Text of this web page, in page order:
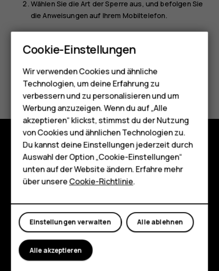
Smartphones
Feature Phones
Telefone für Senioren
Zubehör
HMD Terra M
Für Unternehmen
Tablets
Shop
Mein Konto
Wählen Sie die Art der Sperre aus, und befolgen Sie
die Anweisungen auf Ihrem Mobiltelefon.
Did you find this helpful?
Ja Nein
Shop
Über
Support
FacebookInstagram
TiktokYoutubeLinkedinDiscord
Cookie-Einstellungen
Wir verwenden Cookies und ähnliche
Technologien, um deine Erfahrung zu
verbessern und zu personalisieren und um
Werbung anzuzeigen. Wenn du auf „Alle
akzeptieren“ klickst, stimmst du der Nutzung
von Cookies und ähnlichen Technologien zu.
Du kannst deine Einstellungen jederzeit durch
Auswahl der Option „Cookie-Einstellungen“
unten auf der Website ändern. Erfahre mehr
über unsereCookie-Richtlinie.
Alle ablehnen
Einstellungen verwalten
Alle akzeptieren